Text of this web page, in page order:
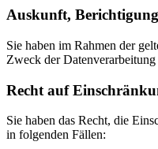
Auskunft,
Sie haben im Rahmen der
Zweck der
Recht auf
Sie haben das Recht, die
in folgenden Fällen: